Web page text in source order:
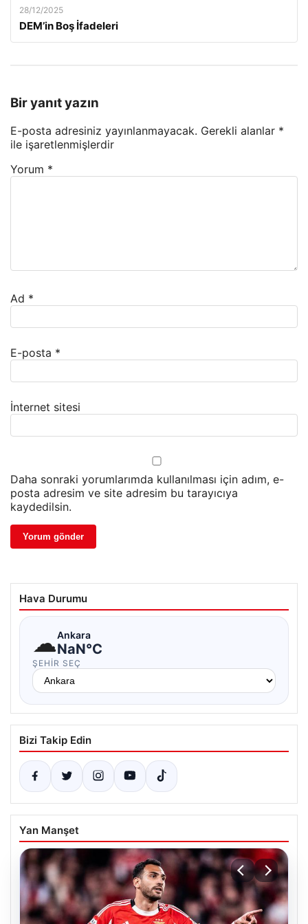
28/12/2025
DEM’in Boş İfadeleri
Bir yanıt yazın
E-posta adresiniz yayınlanmayacak. Gerekli alanlar *
ile işaretlenmişlerdir
Yorum *
Ad *
E-posta *
İnternet sitesi
Daha sonraki yorumlarımda kullanılması için adım, e-
posta adresim ve site adresim bu tarayıcıya
kaydedilsin.
Hava Durumu
☁Ankara
NaN°C
ŞEHIR SEÇ
Bizi Takip Edin
Yan Manşet